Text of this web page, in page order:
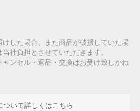
した場合、また商品が破損していた場
社負担とさせていただきます。
ンセル・返品・交換はお受け致しかね
ついて詳しくはこちら